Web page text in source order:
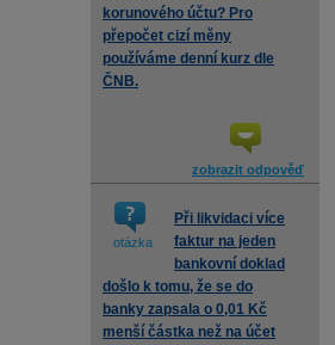
korunového účtu? Pro
přepočet cizí měny
používáme denní kurz dle
ČNB.
zobrazit odpověď
otázka
Při likvidaci více
faktur na jeden
bankovní doklad
došlo k tomu, že se do
banky zapsala o 0,01 Kč
menší částka než na účet